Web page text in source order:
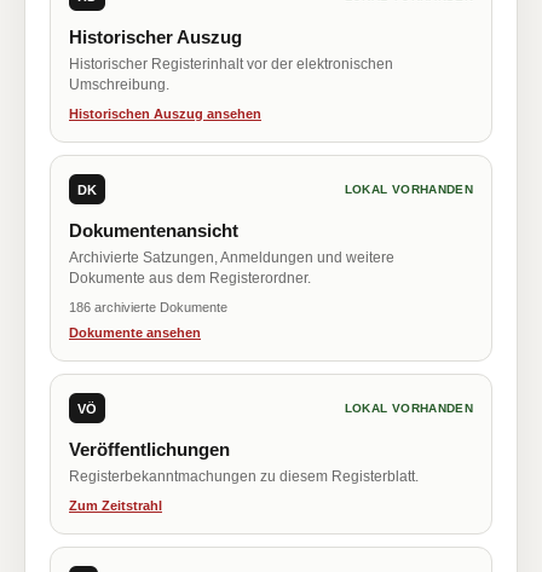
Historischer Auszug
Historischer Registerinhalt vor der elektronischen
Umschreibung.
Historischen Auszug ansehen
DK LOKAL VORHANDEN
Dokumentenansicht
Archivierte Satzungen, Anmeldungen und weitere
Dokumente aus dem Registerordner.
186 archivierte Dokumente
Dokumente ansehen
VÖ LOKAL VORHANDEN
Veröffentlichungen
Registerbekanntmachungen zu diesem Registerblatt.
Zum Zeitstrahl